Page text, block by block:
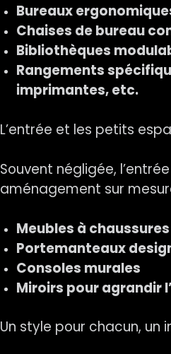
Bureaux
Chaises de bureau
Bibliothèques
Rangements
imprimantes, etc.
L’entrée et les petits
Souvent négligée,
aménagement sur
Meubles à
Portemanteaux
Consoles murales
Miroirs pour agrandir
Un style pour chacun, un